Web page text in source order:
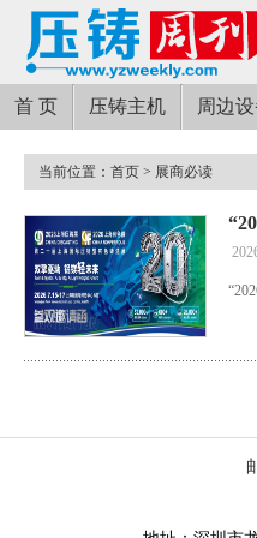
首 页 压铸主机 周边
当前位置： 首页 > 展商必读